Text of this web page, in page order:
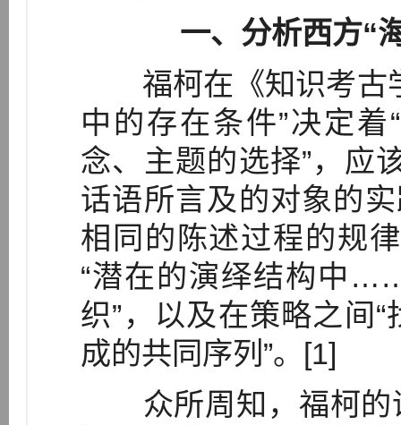
一、分析西方“
福柯在《知识考古
中的存在条件”决定
念、主题的选择”，应
话语所言及的对象的
相同的陈述过程的规
“潜在的演绎结构中
织”，以及在策略之间
成的共同序列”。[1]
众所周知，福柯的